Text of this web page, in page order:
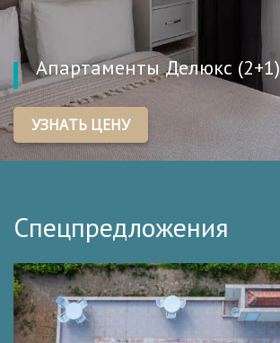
Апартаменты Делюкс (2+1)
УЗНАТЬ ЦЕНУ
Спецпредложения